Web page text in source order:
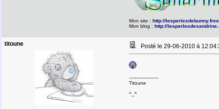
Mon site : http://
Mon blog : http://
titoune Posté le 29-06-2010 à
--------------------
Titoune
^_^